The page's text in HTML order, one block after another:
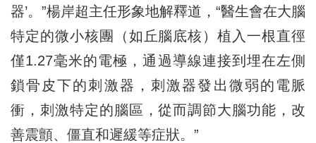
器’。”楊岸超主任形象地解釋道，“醫生會在大腦
特定的微小核團（如丘腦底核）植入一根直徑
僅1.27毫米的電極，通過導線連接到埋在左側
鎖骨皮下的刺激器，刺激器發出微弱的電脈
衝，刺激特定的腦區，從而調節大腦功能，改
善震顫、僵直和遲緩等症狀。”